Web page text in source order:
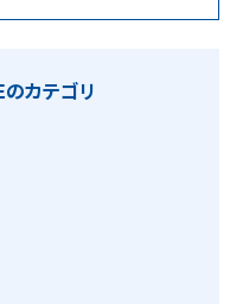
カテゴリ